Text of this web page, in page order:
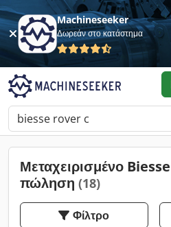
Machineseeker
Δωρεάν στο κατάστημα
Μεταχειρισμένο
πώληση (18)
Φίλτρο